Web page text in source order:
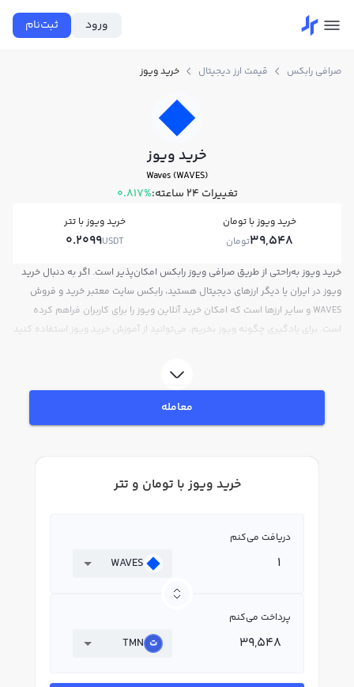
ورود ثبت‌نام
صرافی رابکس قیمت ارز دیجیتال خرید ویوز
خرید ویوز
Waves (WAVES)
تغییرات ۲۴ ساعته: 0.817%
خرید ویوز با تومان
39,548تومان
خرید ویوز با تتر
0.2099USDT
خرید ویوز به‌راحتی از طریق صرافی ویوز رابکس امکان‌پذیر است. اگر به دنبال خرید
ویوز در ایران یا دیگر ارزهای دیجیتال هستید، رابکس سایت معتبر خرید و فروش
WAVES و سایر ارزها است که امکان خرید آنلاین ویوز را برای کاربران فراهم کرده
است. برای یادگیری چگونه ویوز بخریم، می‌توانید از آموزش خرید ویوز استفاده کنید
رابکس، قیمت لحظه‌ای، نمودار و امکانات فروش ویوز نیز در دسترس شما قرار دارد تا
بتوانید تصمیمات بهتری در معاملات خود بگیرید.
معامله
خرید ویوز با تومان و تتر
دریافت می‌کنم
WAVES
پرداخت می‌کنم
TMN